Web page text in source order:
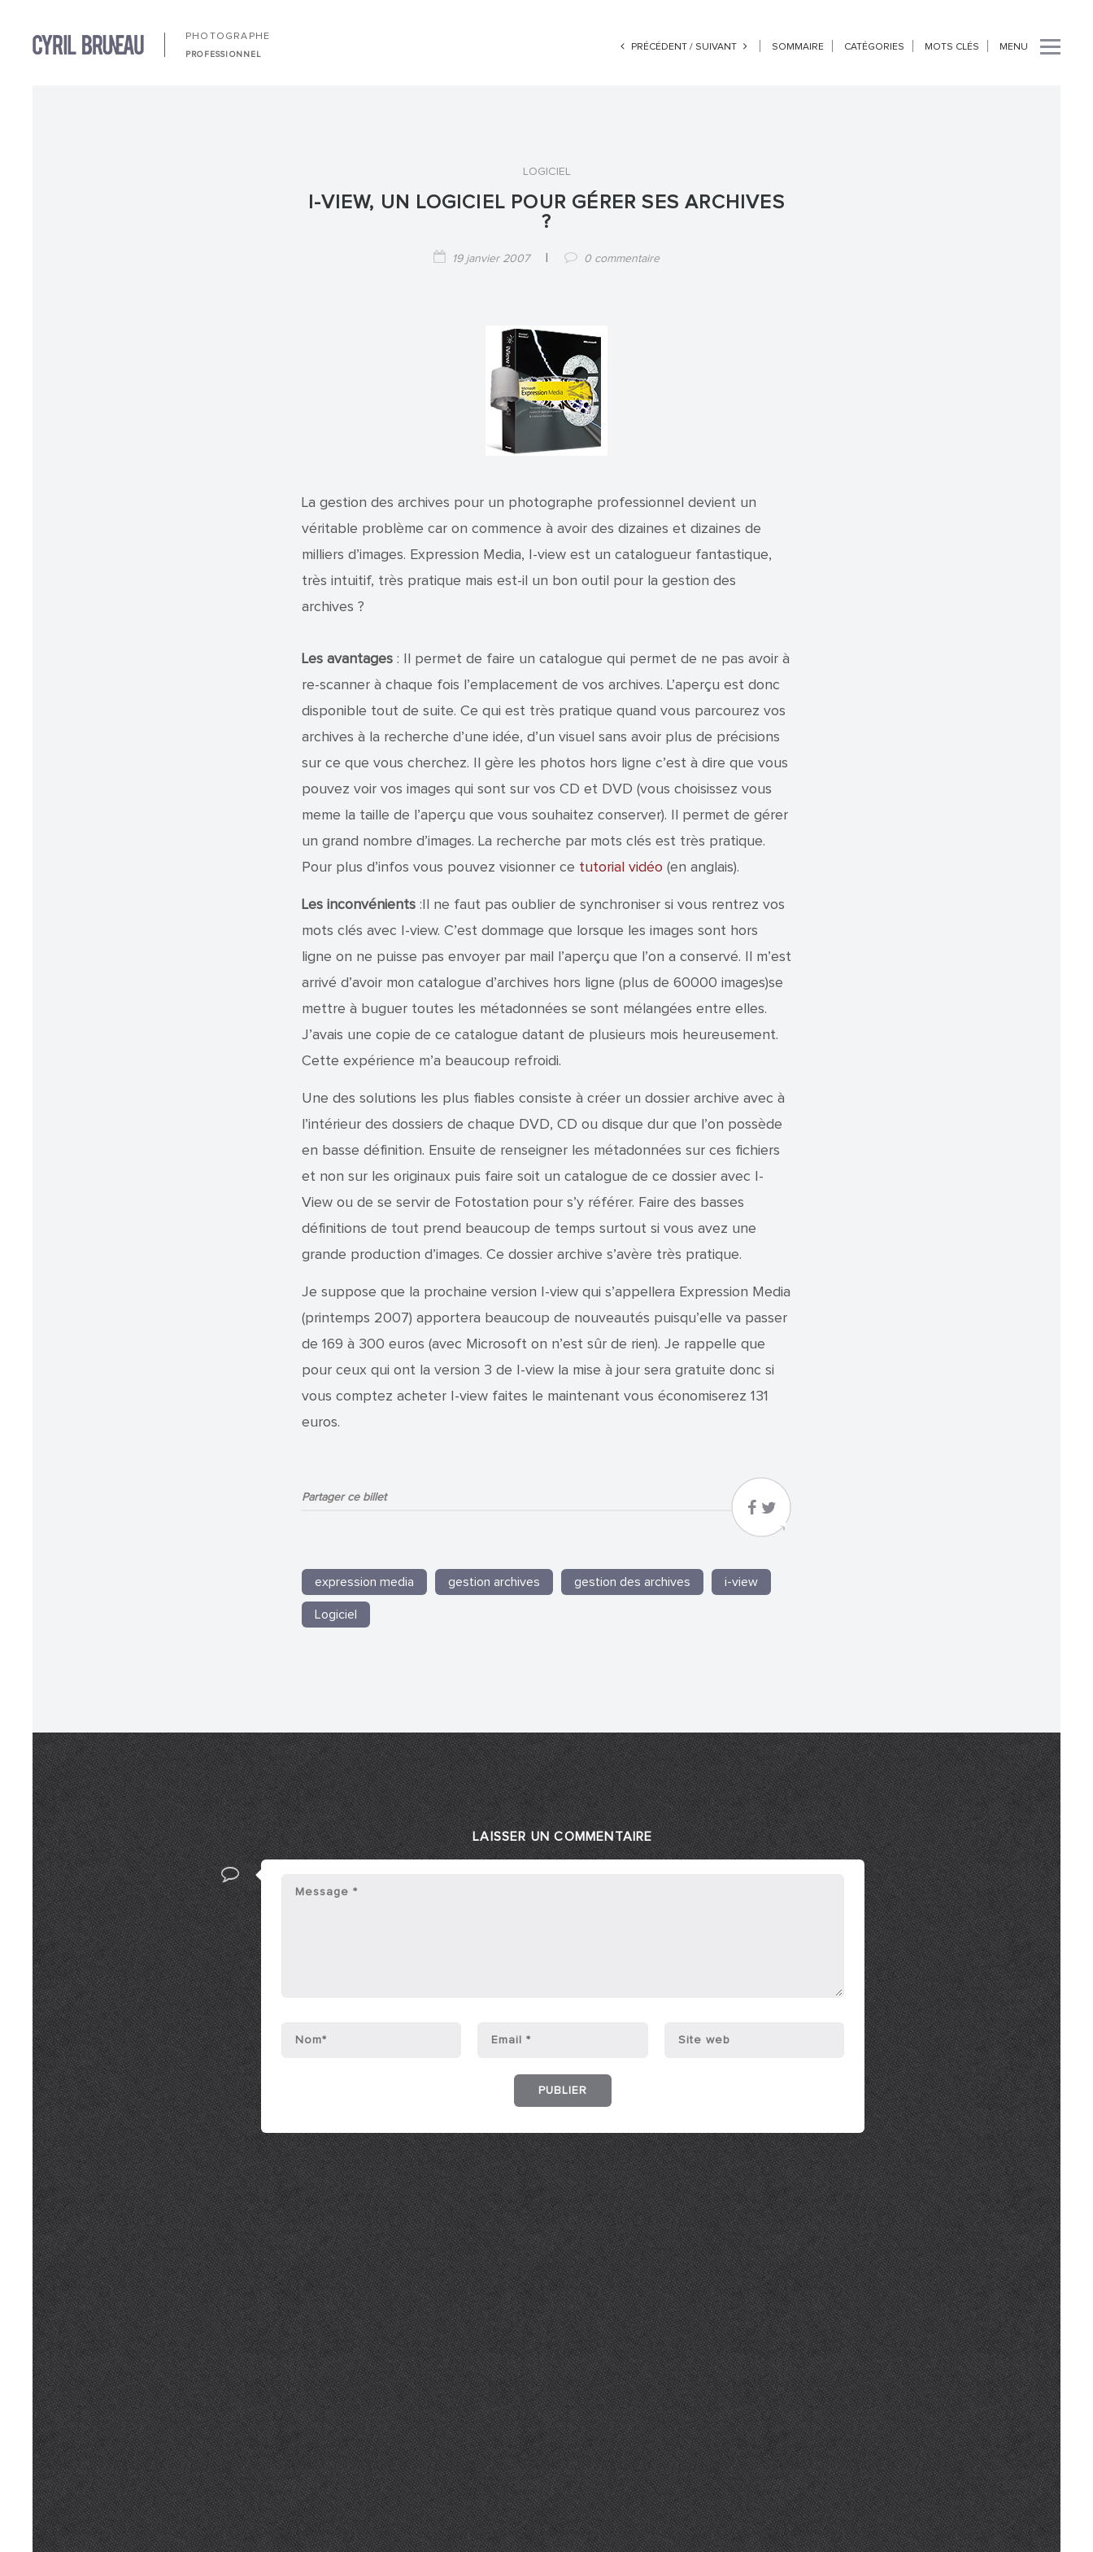
PHOTOGRAPHE
PROFESSIONNEL
PRÉCÉDENT / SUIVANT SOMMAIRE CATÉGORIES MOTS CLÉS MENU
LOGICIEL
I-VIEW, UN LOGICIEL POUR GÉRER SES ARCHIVES
?
19 janvier 2007 0 commentaire
La gestion des archives pour un photographe professionnel devient un
véritable problème car on commence à avoir des dizaines et dizaines de
milliers d’images. Expression Media, I-view est un catalogueur fantastique,
très intuitif, très pratique mais est-il un bon outil pour la gestion des
archives ?
Les avantages : Il permet de faire un catalogue qui permet de ne pas avoir à
re-scanner à chaque fois l’emplacement de vos archives. L’aperçu est donc
disponible tout de suite. Ce qui est très pratique quand vous parcourez vos
archives à la recherche d’une idée, d’un visuel sans avoir plus de précisions
sur ce que vous cherchez. Il gère les photos hors ligne c’est à dire que vous
pouvez voir vos images qui sont sur vos CD et DVD (vous choisissez vous
meme la taille de l’aperçu que vous souhaitez conserver). Il permet de gérer
un grand nombre d’images. La recherche par mots clés est très pratique.
Pour plus d’infos vous pouvez visionner ce tutorial vidéo (en anglais).
Les inconvénients :Il ne faut pas oublier de synchroniser si vous rentrez vos
mots clés avec I-view. C’est dommage que lorsque les images sont hors
ligne on ne puisse pas envoyer par mail l’aperçu que l’on a conservé. Il m’est
arrivé d’avoir mon catalogue d’archives hors ligne (plus de 60000 images)se
mettre à buguer toutes les métadonnées se sont mélangées entre elles.
J’avais une copie de ce catalogue datant de plusieurs mois heureusement.
Cette expérience m’a beaucoup refroidi.
Une des solutions les plus fiables consiste à créer un dossier archive avec à
l’intérieur des dossiers de chaque DVD, CD ou disque dur que l’on possède
en basse définition. Ensuite de renseigner les métadonnées sur ces fichiers
et non sur les originaux puis faire soit un catalogue de ce dossier avec I-
View ou de se servir de Fotostation pour s’y référer. Faire des basses
définitions de tout prend beaucoup de temps surtout si vous avez une
grande production d’images. Ce dossier archive s’avère très pratique.
Je suppose que la prochaine version I-view qui s’appellera Expression Media
(printemps 2007) apportera beaucoup de nouveautés puisqu’elle va passer
de 169 à 300 euros (avec Microsoft on n’est sûr de rien). Je rappelle que
pour ceux qui ont la version 3 de I-view la mise à jour sera gratuite donc si
vous comptez acheter I-view faites le maintenant vous économiserez 131
euros.
Partager ce billet
expression media gestion archives gestion des archives i-view
Logiciel
LAISSER UN COMMENTAIRE